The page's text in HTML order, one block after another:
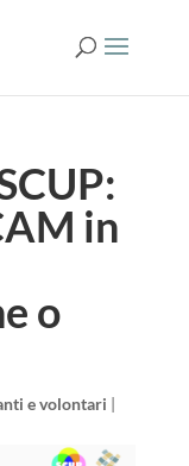
in
o
e volontari |